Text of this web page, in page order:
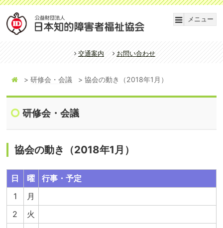
メニュー
交通案内 お問い合わせ
研修会・会議 協会の動き（2018年1月）
研修会・会議
協会の動き（2018年1月）
日 曜
行事・予定
1
月
2
火